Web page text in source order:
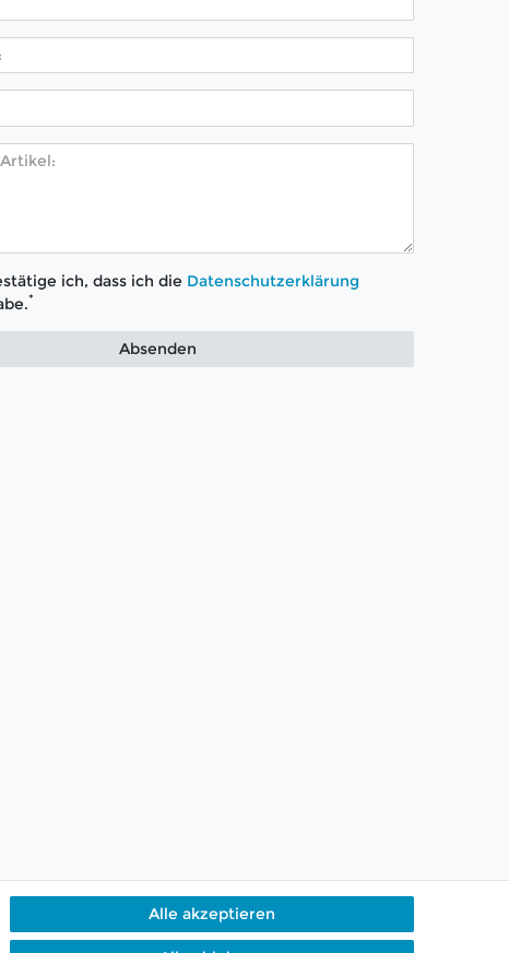
ich, dass ich die Daten­schutz­erklärung
*
Absenden
Alle akzeptieren